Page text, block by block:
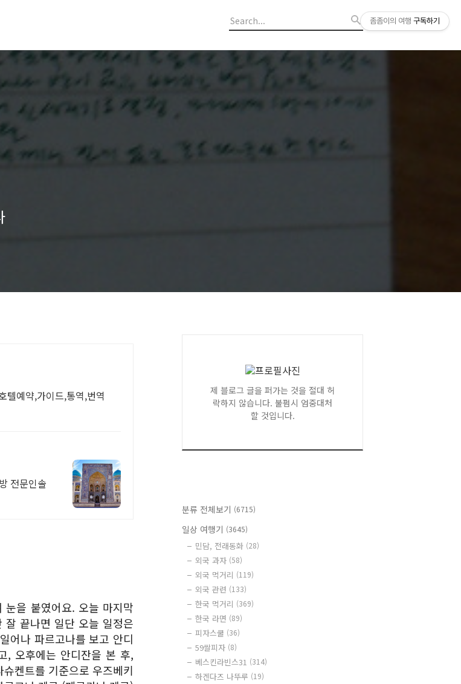
텔예약,가이드,통역,번역
전문인솔
을 붙였어요. 오늘 마지막
끝나면 일단 오늘 일정은
어나 파르고나를 보고 안디
, 오후에는 안디잔을 본 후,
켄트를 기준으로 우즈베키
제 블로그 글을 퍼가는 것을 절대 허
락하지 않습니다. 불펌시 엄중대처
할 것입니다.
분류 전체보기 (6715)
일상 여행기 (3645)
민담, 전래동화 (28)
외국 과자 (58)
외국 먹거리 (119)
외국 관련 (133)
한국 먹거리 (369)
한국 라면 (89)
피자스쿨 (36)
59쌀피자 (8)
베스킨라빈스31 (314)
하겐다즈 나뚜루 (19)
좀좀이의 여행 구독하기